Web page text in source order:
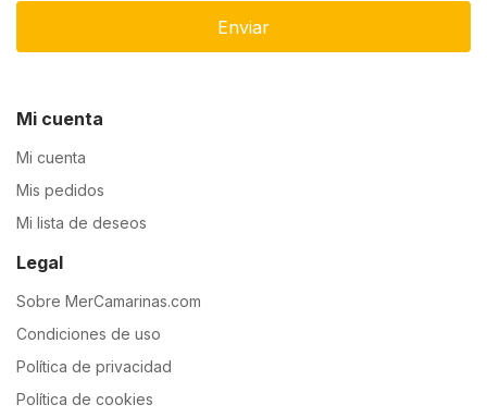
Enviar
Mi cuenta
Mi cuenta
Mis pedidos
Mi lista de deseos
Legal
Sobre MerCamarinas.com
Condiciones de uso
Política de privacidad
Política de cookies